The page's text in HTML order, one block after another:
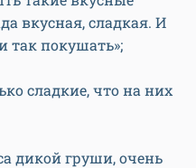
вкусная, сладкая. И
так покушать»;
сладкие, что на них
дикой груши, очень